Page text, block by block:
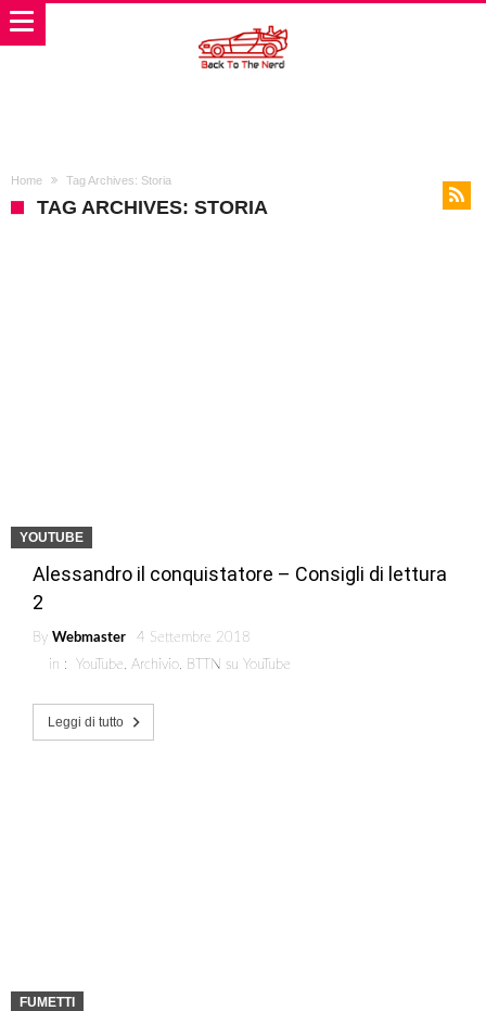
Home Tag Archives: Storia
TAG ARCHIVES: STORIA
YOUTUBE
Alessandro il conquistatore – Consigli di lettura
2
By Webmaster
4 Settembre 2018
in : YouTube Archivio BTTN su YouTube
Leggi di tutto
FUMETTI